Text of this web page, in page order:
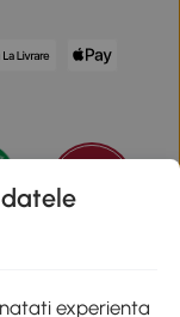
experienta